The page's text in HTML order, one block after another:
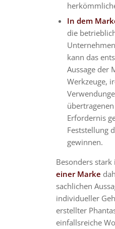
In dem
die
kann das
Aussage der
Werkzeuge,
Erfordernis
Feststellung
gewinnen.
Besonders stark
einer Marke
sachlichen
individueller
erstellter
einfallsreiche